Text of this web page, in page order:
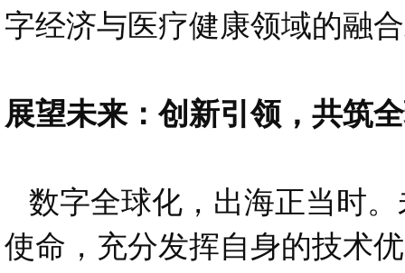
字经济与医疗健康领域的融
展望未来：创新引领，共筑
数字全球化，出海正当时
使命，充分发挥自身的技术